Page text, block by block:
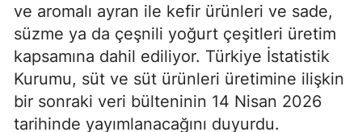
ve aromalı ayran ile kefir ürünleri ve sade,
süzme ya da çeşnili yoğurt çeşitleri üretim
kapsamına dahil ediliyor. Türkiye İstatistik
Kurumu, süt ve süt ürünleri üretimine ilişkin
bir sonraki veri bülteninin 14 Nisan 2026
tarihinde yayımlanacağını duyurdu.